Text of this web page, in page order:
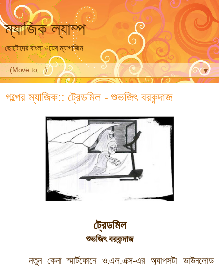
ম্যাজিক ল্যাম্প
ছোটোদের বাংলা ওয়েব ম্যাগাজিন
▼
গল্পের ম্যাজিক:: ট্রেডমিল - শুভজিৎ বরকন্দাজ
ট্রেডমিল
শুভজিৎ বরকন্দাজ
নতুন কেনা স্মার্টফোনে ও.এল.এক্স-এর অ্যাপসটা ডাউনলোড